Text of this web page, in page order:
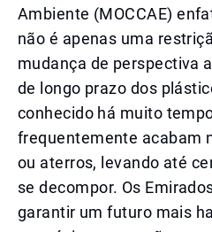
Ambiente (MOCCAE)
não é apenas uma
mudança de perspectiva
de longo prazo dos
conhecido há muito
frequentemente acabam
ou aterros, levando até
se decompor. Os
garantir um futuro mais